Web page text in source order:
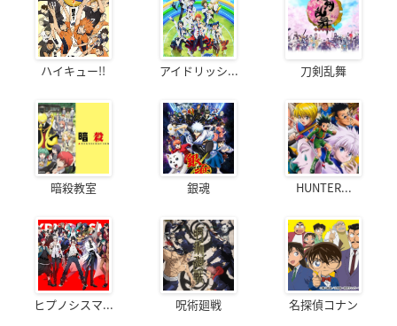
ハイキュー!! アイドリッシ... 刀剣乱舞
暗殺教室 銀魂 HUNTER...
ヒプノシスマ... 呪術廻戦 名探偵コナン